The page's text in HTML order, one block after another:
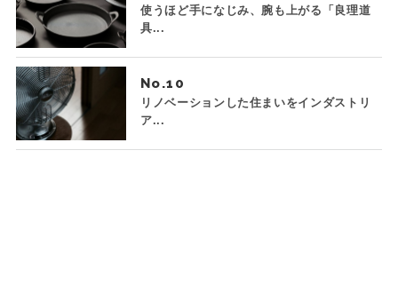
使うほど手になじみ、腕も上がる「良理道
具...
No.
リノベーションした住まいをインダストリ
ア...